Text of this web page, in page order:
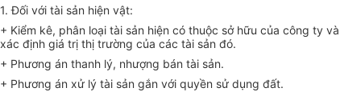
1. Đối với tài sản hiện vật:
+ Kiểm kê, phân loại tài sản hiện có thuộc sở hữu của công ty và
xác định giá trị thị trường của các tài sản đó.
+ Phương án thanh lý, nhượng bán tài sản.
+ Phương án xử lý tài sản gắn với quyền sử dụng đất.